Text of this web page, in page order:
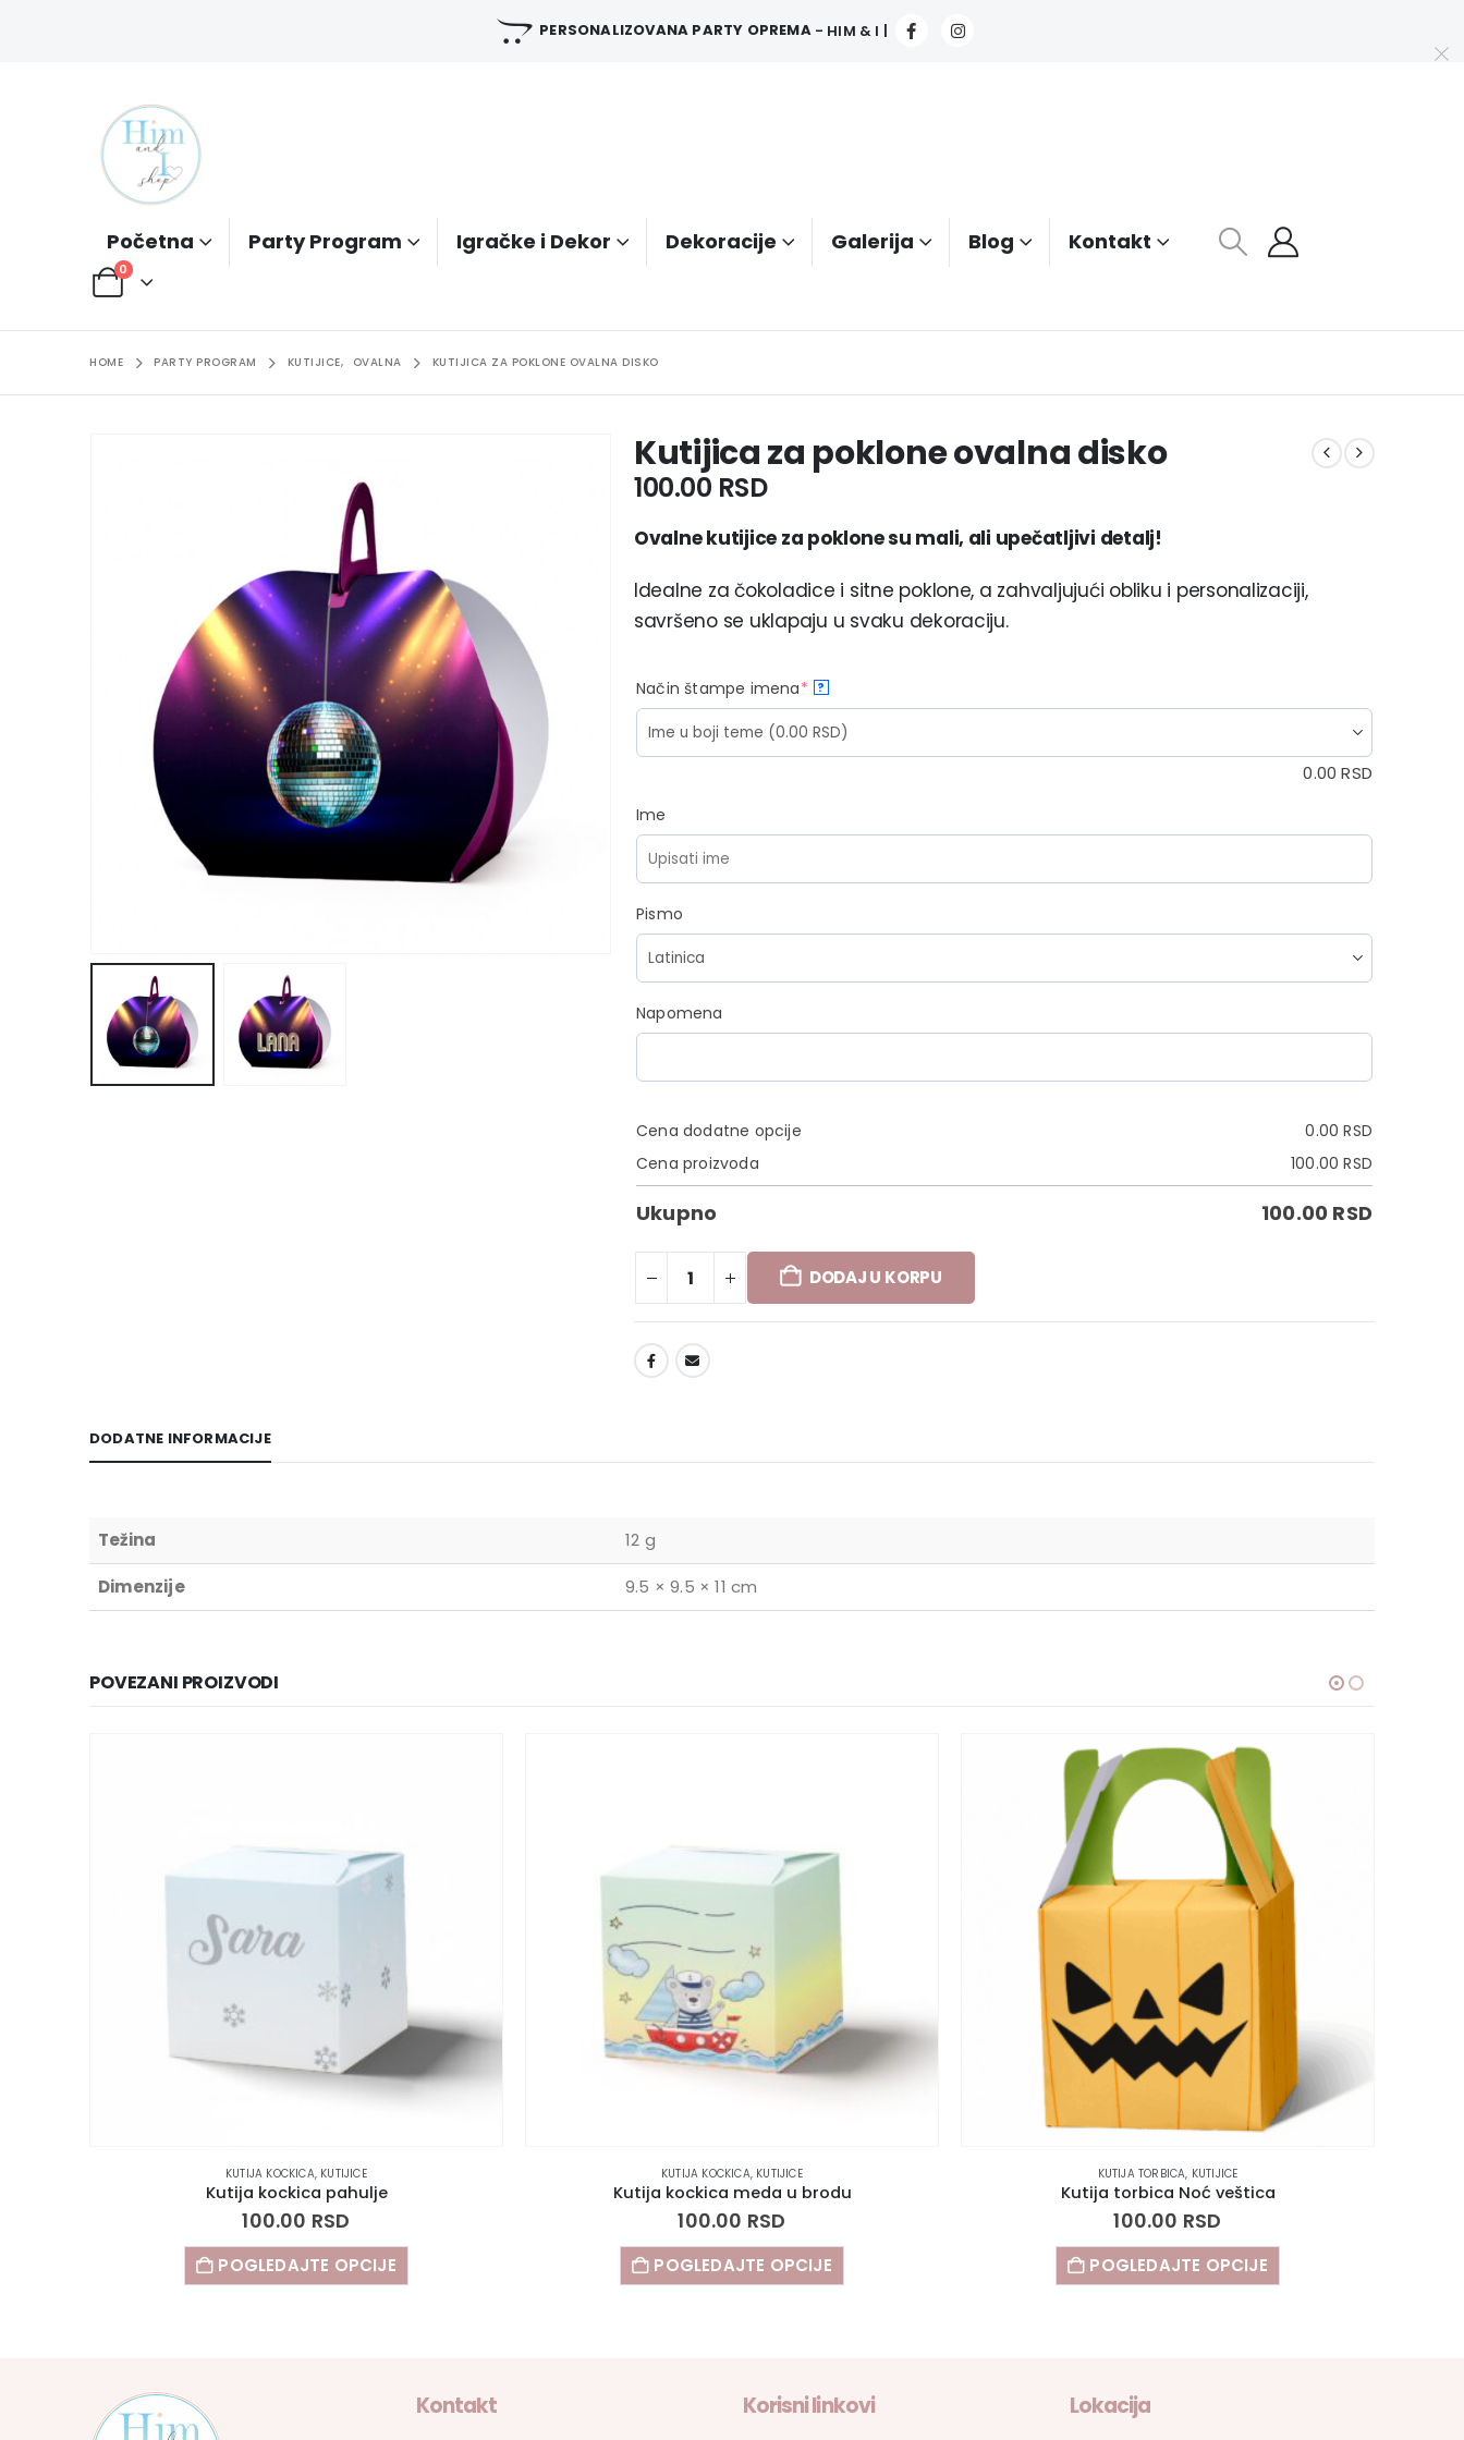
PERSONALIZOVANA PARTY OPREMA - HIM & I |
Početna Party Program Igračke i Dekor Dekoracije Galerija Blog Kontakt
0
HOME PARTY PROGRAM KUTIJICE, OVALNA KUTIJICA ZA POKLONE OVALNA DISKO
Kutijica za poklone ovalna disko
100.00 RSD
Ovalne kutijice za poklone su mali, ali upečatljivi detalj!
Idealne za čokoladice i sitne poklone, a zahvaljujući obliku i personalizaciji,
savršeno se uklapaju u svaku dekoraciju.
Način štampe imena* ?
0.00RSD
Ime
Pismo
Napomena
Cena dodatne opcije 0.00RSD
Cena proizvoda
100.00RSD
Ukupno 100.00 RSD
DODAJ U KORPU
DODATNE INFORMACIJE
Težina 12 g
Dimenzije 9.5 × 9.5 × 11 cm
POVEZANI PROIZVODI
KUTIJA KOCKICA, KUTIJICE
Kutija kockica pahulje
100.00 RSD
POGLEDAJTE OPCIJE
KUTIJA KOCKICA, KUTIJICE
Kutija kockica meda u brodu
100.00 RSD
POGLEDAJTE OPCIJE
KUTIJA TORBICA, KUTIJICE
Kutija torbica Noć veštica
100.00 RSD
POGLEDAJTE OPCIJE
Kontakt Korisni linkovi Lokacija